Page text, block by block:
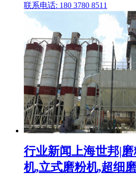
联系电话: 180 3780 8511
行业新闻上海世邦|
机,立式磨粉机,超细